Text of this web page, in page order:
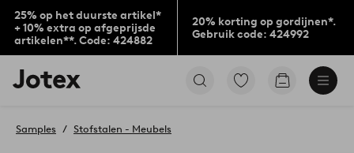
25% op het duurste artikel*
+ 10% extra op afgeprijsde
artikelen**. Code: 424882
20% korting op gordijnen*.
Gebruik code: 424992
Jotex
logo
to
Ga
Go
Samples Stofstalen - Meubels